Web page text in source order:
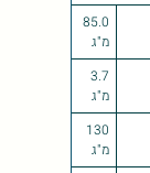
85.0
מ"ג
3.7
מ"ג
130
מ"ג